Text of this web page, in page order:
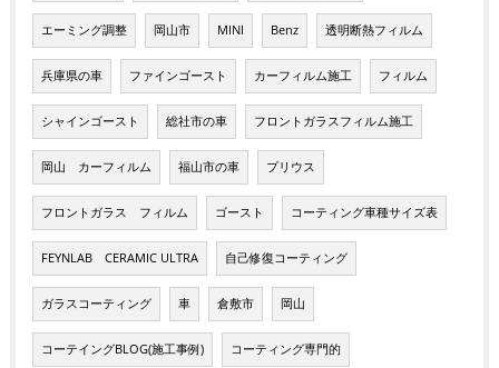
エーミング調整 岡山市 MINI Benz 透明断熱フィルム
兵庫県の車 ファインゴースト カーフィルム施工 フィルム
シャインゴースト 総社市の車 フロントガラスフィルム施工
岡山 カーフィルム 福山市の車 プリウス
フロントガラス フィルム ゴースト コーティング車種サイズ表
FEYNLAB CERAMIC ULTRA 自己修復コーティング
ガラスコーティング 車 倉敷市 岡山
コーテイングBLOG(施工事例) コーティング専門的